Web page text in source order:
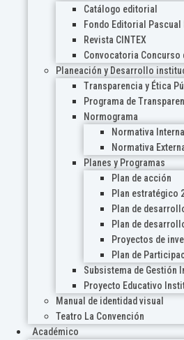
Catálogo editorial
Fondo Editorial Pascual
Revista CINTEX
Convocatoria Concurso
Planeación y Desarrollo
Transparencia y Ética
Programa de
Normograma
Normativa Interna
Normativa
Planes y Programas
Plan de acción
Plan estratégico
Plan de
Plan de
Proyectos de
Plan de
Subsistema de Gestión
Proyecto Educativo
Manual de identidad visual
Teatro La Convención
Académico